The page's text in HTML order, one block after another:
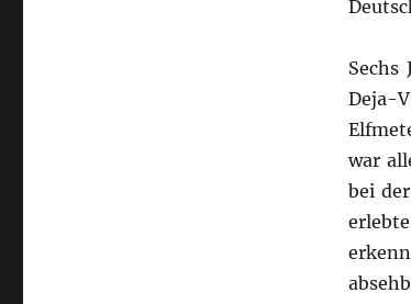
Deja-
war
bei